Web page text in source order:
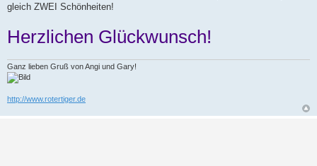
gleich ZWEI Schönheiten!
Herzlichen Glückwunsch!
Ganz lieben Gruß von Angi und Gary!
http://www.rotertiger.de